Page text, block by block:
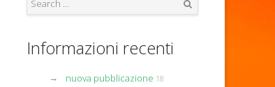
Informazioni recenti
nuova pubblicazione 18